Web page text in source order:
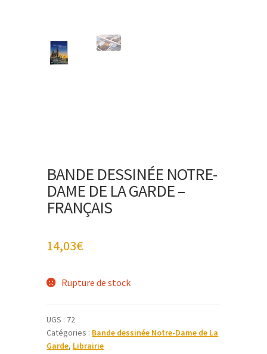
BANDE DESSINÉE NOTRE-
DAME DE LA GARDE –
FRANÇAIS
14,03€
Rupture de stock
UGS : 72
Catégories : Bande dessinée Notre-Dame de La
Garde, Librairie